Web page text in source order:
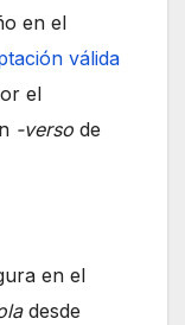
en el
válida
el
-verso de
en el
desde